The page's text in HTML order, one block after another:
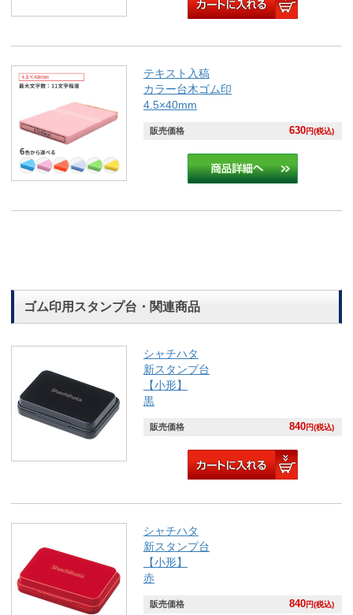
テキスト入稿
カラー台木ゴム印
4.5×40mm
販売価格 630円(税込)
ゴム印用スタンプ台・関連商品
シャチハタ
新スタンプ台
【小形】
黒
販売価格 840円(税込)
シャチハタ
新スタンプ台
【小形】
赤
販売価格 840円(税込)